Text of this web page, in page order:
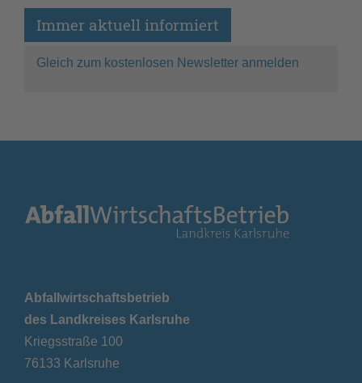
Immer aktuell informiert
Gleich zum kostenlosen Newsletter anmelden
Abfallwirtschaftsbetrieb
des Landkreises Karlsruhe
Kriegsstraße 100
76133 Karlsruhe